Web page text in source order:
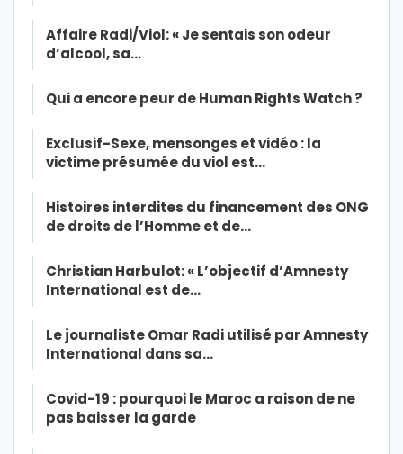
Affaire Radi/Viol: « Je sentais son odeur
d’alcool, sa…
Qui a encore peur de Human Rights Watch ?
Exclusif-Sexe, mensonges et vidéo : la
victime présumée du viol est…
Histoires interdites du financement des ONG
de droits de l’Homme et de…
Christian Harbulot: « L’objectif d’Amnesty
International est de…
Le journaliste Omar Radi utilisé par Amnesty
International dans sa…
Covid-19 : pourquoi le Maroc a raison de ne
pas baisser la garde